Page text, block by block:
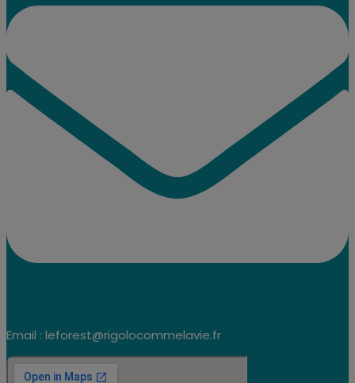
Email : leforest@rigolocommelavie.fr